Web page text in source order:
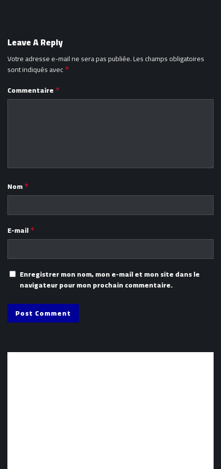
Leave A Reply
Votre adresse e-mail ne sera pas publiée.Les champs obligatoires
sont indiqués avec *
Commentaire *
Nom *
E-mail *
Enregistrer mon nom, mon e-mail et mon site dans le
navigateur pour mon prochain commentaire.